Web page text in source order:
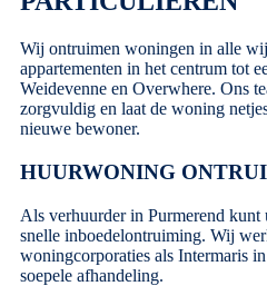
Wij ontruimen woningen in alle
appartementen in het centrum tot
Weidevenne en Overwhere. Ons
zorgvuldig en laat de woning
nieuwe bewoner.
HUURWONING
Als verhuurder in Purmerend kunt
snelle inboedelontruiming. Wij
woningcorporaties als Intermaris
soepele afhandeling.